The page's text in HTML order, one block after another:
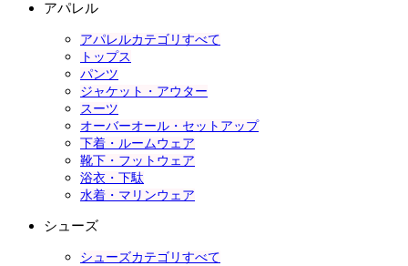
アパレル
アパレルカテゴリすべて
トップス
パンツ
ジャケット・アウター
スーツ
オーバーオール・セットアップ
下着・ルームウェア
靴下・フットウェア
浴衣・下駄
水着・マリンウェア
シューズ
シューズカテゴリすべて